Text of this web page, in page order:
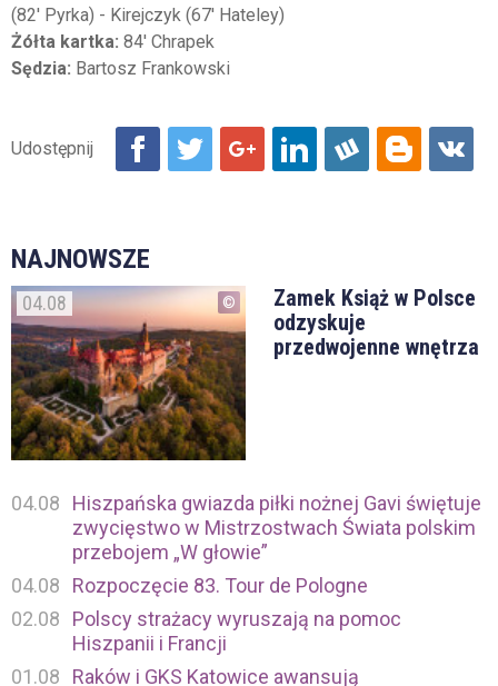
(82' Pyrka) - Kirejczyk (67' Hateley)
Żółta kartka: 84' Chrapek
Sędzia: Bartosz Frankowski
NAJNOWSZE
04.08
Zamek Książ w Polsce
odzyskuje
przedwojenne wnętrza
04.08
Hiszpańska gwiazda piłki nożnej Gavi świętuje
zwycięstwo w Mistrzostwach Świata polskim
przebojem „W głowie”
04.08
Rozpoczęcie 83. Tour de Pologne
02.08
Polscy strażacy wyruszają na pomoc
Hiszpanii i Francji
01.08
Raków i GKS Katowice awansują